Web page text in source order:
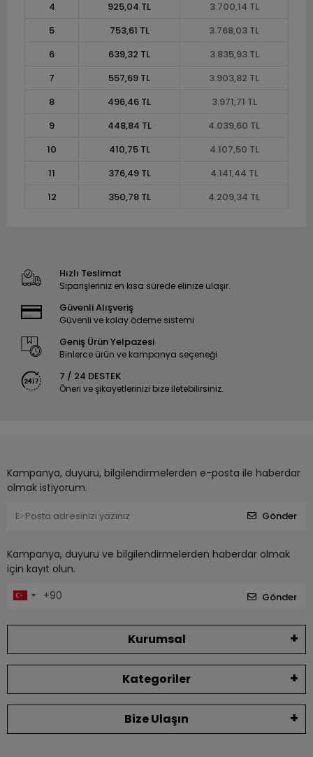
4
925,04 TL
3.700,14 TL
5
753,61 TL
3.768,03 TL
6
639,32 TL
3.835,93 TL
7
557,69 TL
3.903,82 TL
8
496,46 TL
3.971,71 TL
9
448,84 TL
4.039,60 TL
10
410,75 TL
4.107,50 TL
11
376,49 TL
4.141,44 TL
12
350,78 TL 4.209,34 TL
Hızlı Teslimat
Siparişleriniz en kısa sürede elinize ulaşır.
Güvenli Alışveriş
Güvenli ve kolay ödeme sistemi
Geniş Ürün Yelpazesi
Binlerce ürün ve kampanya seçeneği
7 / 24 DESTEK
Öneri ve şikayetlerinizi bize iletebilirsiniz.
Kampanya, duyuru, bilgilendirmelerden e-posta ile haberdar
olmak istiyorum.
Gönder
Kampanya, duyuru ve bilgilendirmelerden haberdar olmak
için kayıt olun.
Gönder
Kurumsal
Kategoriler
Bize Ulaşın